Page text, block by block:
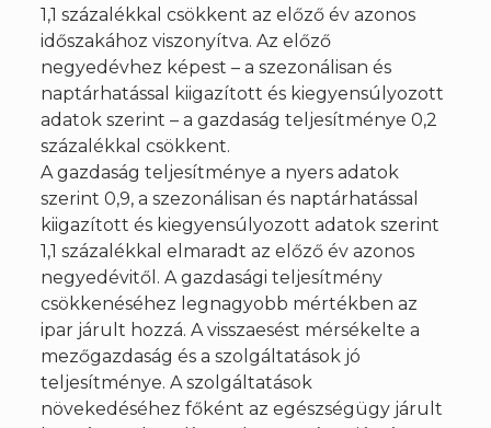
1,1 százalékkal csökkent az előző év azonos
időszakához viszonyítva. Az előző
negyedévhez képest – a szezonálisan és
naptárhatással kiigazított és kiegyensúlyozott
adatok szerint – a gazdaság teljesítménye 0,2
százalékkal csökkent.
A gazdaság teljesítménye a nyers adatok
szerint 0,9, a szezonálisan és naptárhatással
kiigazított és kiegyensúlyozott adatok szerint
1,1 százalékkal elmaradt az előző év azonos
negyedévitől. A gazdasági teljesítmény
csökkenéséhez legnagyobb mértékben az
ipar járult hozzá. A visszaesést mérsékelte a
mezőgazdaság és a szolgáltatások jó
teljesítménye. A szolgáltatások
növekedéséhez főként az egészségügy járult